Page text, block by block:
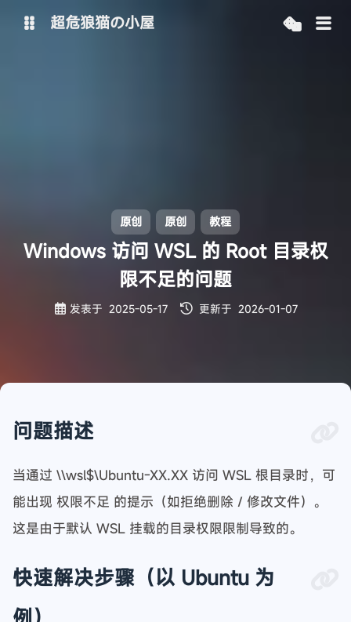
超危狼猫の小屋
原创 原创 教程
Windows 访问 WSL 的 Root 目录权
限不足的问题
发表于 2025-05-17 更新于 2026-01-07
问题描述
当通过 \\wsl$\Ubuntu-XX.XX 访问 WSL 根目录时，可
能出现 权限不足 的提示（如拒绝删除 / 修改文件）。
这是由于默认 WSL 挂载的目录权限限制导致的。
快速解决步骤（以 Ubuntu 为